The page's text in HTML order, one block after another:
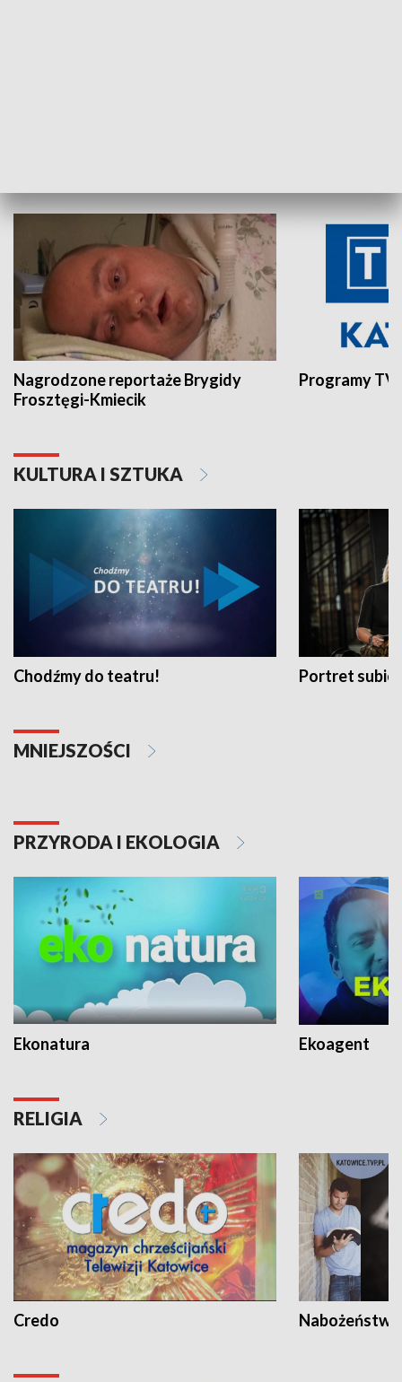
Nagrodzone reportaże Brygidy
Frosztęgi-Kmiecik
Programy
KULTURA I SZTUKA
Chodźmy do teatru! Portret
MNIEJSZOŚCI
PRZYRODA I EKOLOGIA
Ekonatura Ekoagent
RELIGIA
Credo